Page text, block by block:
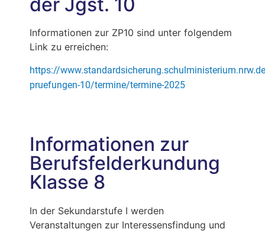
Informationen zur ZP10 sind unter folgendem
Link zu erreichen:
https://
pruefungen-10/termine/termine-2025
Informationen zur
Berufsfelderkundung
Klasse 8
In der Sekundarstufe I werden
Veranstaltungen zur Interessensfindung und